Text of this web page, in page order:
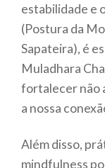
estabilidade e
(Postura da
Sapateira), é
Muladhara
fortalecer não
a nossa
Além disso,
mindfulness